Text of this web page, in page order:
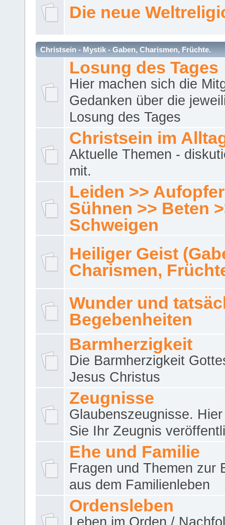
Die neue
Christsein - Mystik - Gaben, Charismen, Früchte.
Losung des Tages
Hier machen sich die
Gedanken über die
Losung des Tages
Christsein im
Aktuelle Themen -
mit.
Leiden >>
Sühnen >> Beten
Schweigen
Heiliger Geist
Charismen,
Wunder und
Begebenheiten
Barmherzigkeit
Die Barmherzigkeit
Jesus Christus
Zeugnisse
Glaubenszeugnisse.
Sie Ihr Zeugnis
Ehe und Familie
Fragen und Themen zur
aus dem Familienleben
Ordensleben
Leben im Orden /